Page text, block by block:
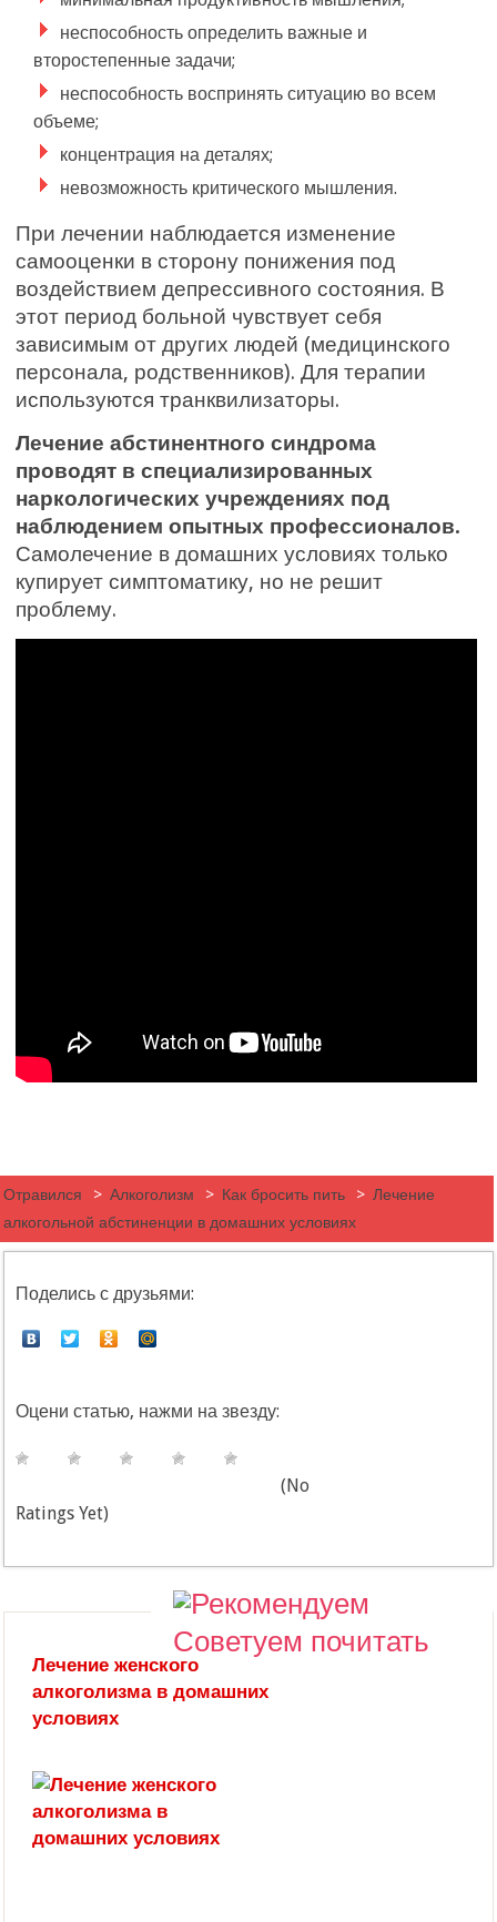
неспособность определить важные и
второстепенные задачи;
неспособность воспринять ситуацию во всем
объеме;
концентрация на деталях;
невозможность критического мышления.
При лечении наблюдается изменение
самооценки в сторону понижения под
воздействием депрессивного состояния. В
этот период больной чувствует себя
зависимым от других людей (медицинского
персонала, родственников). Для терапии
используются транквилизаторы.
Лечение абстинентного синдрома
проводят в специализированных
наркологических учреждениях под
наблюдением опытных профессионалов.
Самолечение в домашних условиях только
купирует симптоматику, но не решит
проблему.
Отравился > Алкоголизм > Как бросить пить > Лечение
алкогольной абстиненции в домашних условиях
Поделись с друзьями:
Оцени статью, нажми на звезду:
(No
Ratings Yet)
Советуем почитать
Лечение женского
алкоголизма в домашних
условиях